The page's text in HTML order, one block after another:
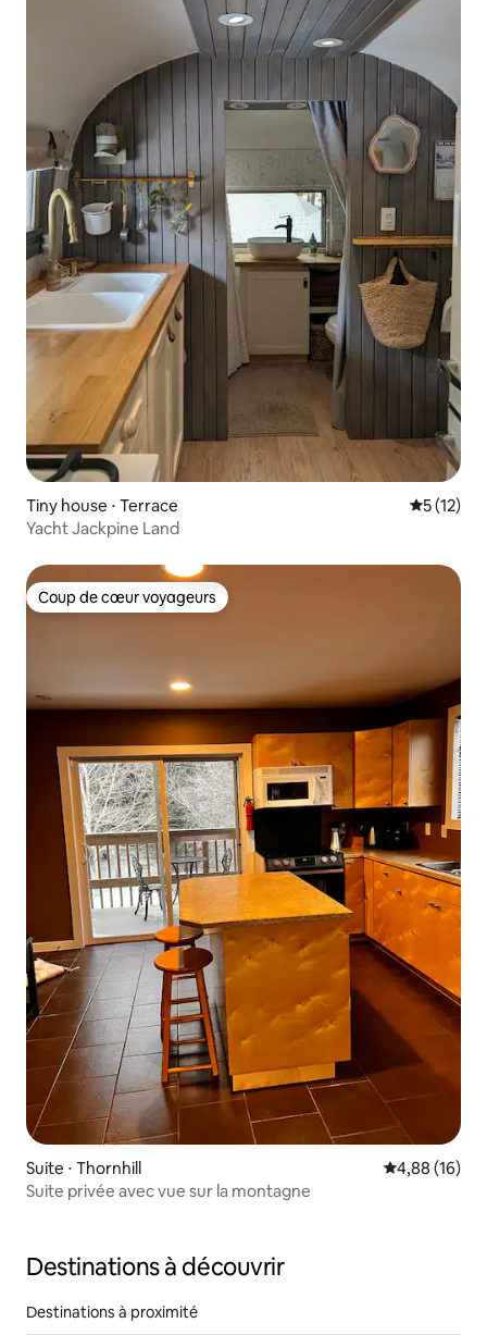
Tiny house ⋅ Terrace
5 (12)
Yacht Jackpine Land
Coup de cœur voyageurs
Coup de cœur voyageurs
Suite ⋅ Thornhill Évaluation
4,88 (16)
Suite privée avec vue sur la montagne
Destinations à découvrir
Destinations à proximité